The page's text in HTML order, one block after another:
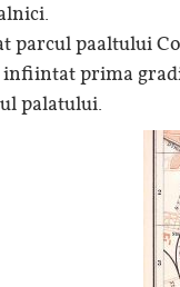
parcul paaltului
prima
palatului.